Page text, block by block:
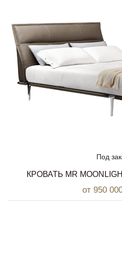
Под
КРОВАТЬ MR
от 950